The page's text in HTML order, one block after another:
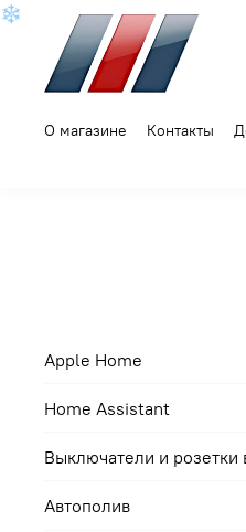
❄
О магазине Контакты
Apple Home
Home Assistant
Выключатели и розетки
Автополив